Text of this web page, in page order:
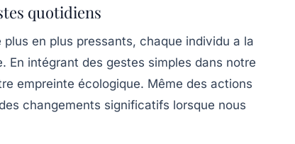
quotidiens
en plus pressants, chaque individu a la
En intégrant des gestes simples dans notre
empreinte écologique. Même des actions
changements significatifs lorsque nous